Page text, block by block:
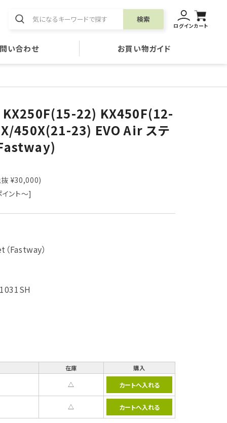
検索
ログインカート
い合わせ お買い物ガイド
22) KX450F(12-
450X(21-23) EVO Air ステ
¥30,000)
ント～]
Fastway）
在庫 購入
△
△